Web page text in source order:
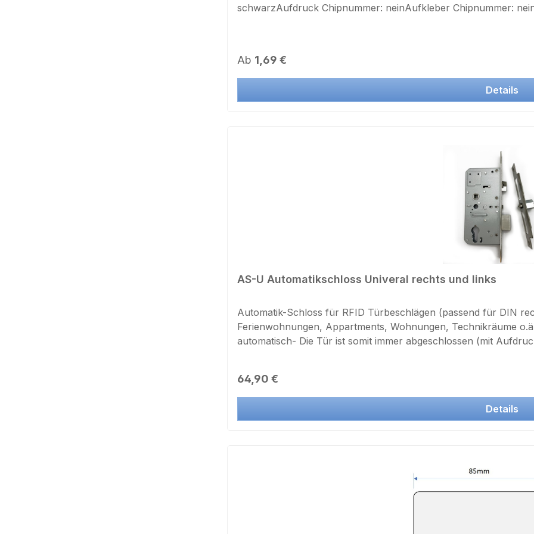
schwarzAufdruck Chipnummer: neinAufkleber Chipnummer:
Regulärer Preis:
Ab 1,69 €
Details
AS-U Automatikschloss Univeral rechts und links
Automatik-Schloss für RFID Türbeschlägen (passend für DIN
Ferienwohnungen, Appartments, Wohnungen, Technikräume
automatisch- Die Tür ist somit immer abgeschlossen (mit
Regulärer Preis:
64,90 €
Details